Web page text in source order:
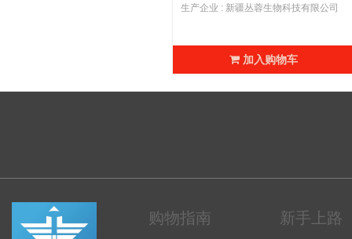
生产企业 : 新疆丛蓉生物科技有限公司
加入购物车
购物指南 新手上路